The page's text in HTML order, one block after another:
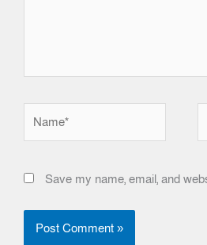
Save my name, email, and